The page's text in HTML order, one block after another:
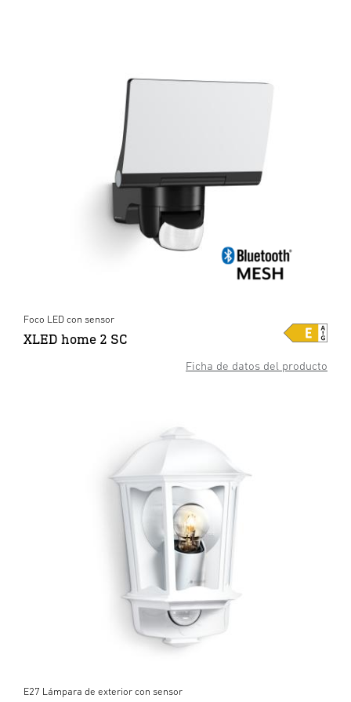
Ficha de datos del producto
Foco LED con sensor
XLED home 2 SC
E27 Lámpara de exterior con sensor